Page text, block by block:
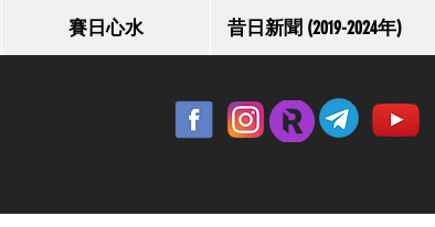
賽日心水 昔日新聞 (2019-2024年)